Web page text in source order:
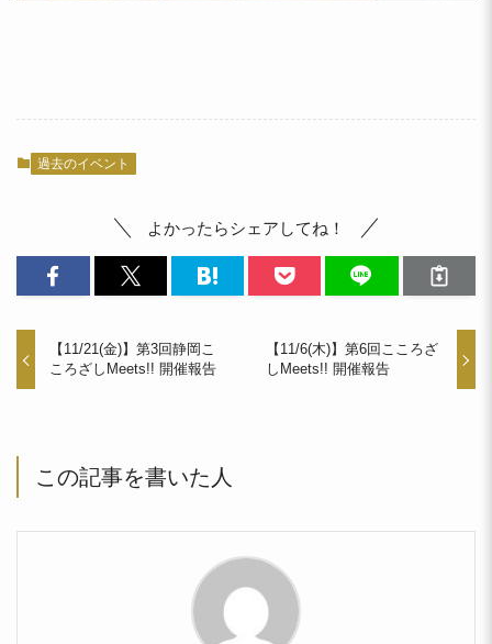
過去のイベント
よかったらシェアしてね！
【11/21(金)】第3回静岡こ
ころざしMeets!! 開催報告
【11/6(木)】第6回こころざ
しMeets!! 開催報告
この記事を書いた人